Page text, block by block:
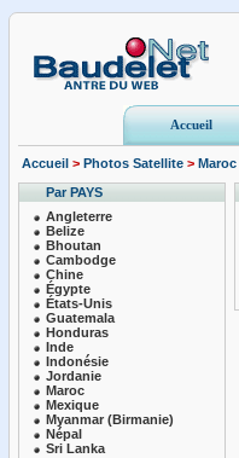
Accueil
Accueil > Photos Satellite > Maroc
Par PAYS
Angleterre
Belize
Bhoutan
Cambodge
Chine
Égypte
États-Unis
Guatemala
Honduras
Inde
Indonésie
Jordanie
Maroc
Mexique
Myanmar (Birmanie)
Népal
Sri Lanka